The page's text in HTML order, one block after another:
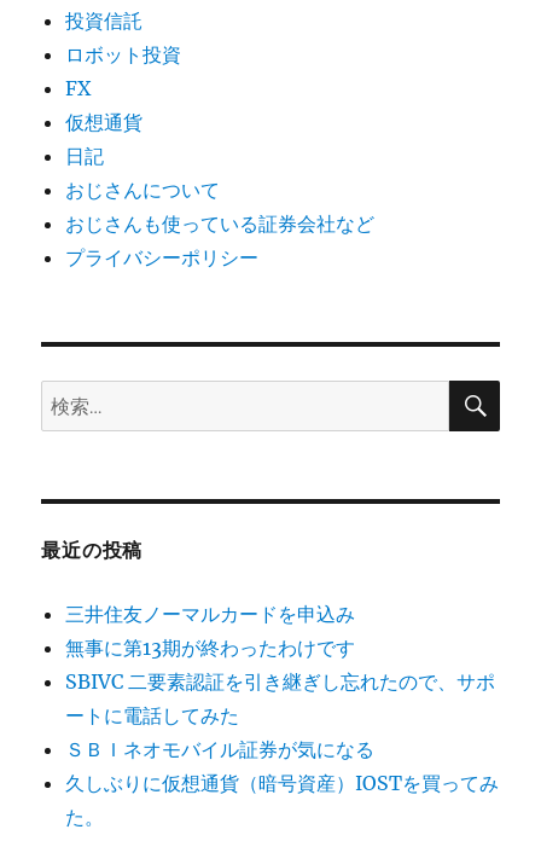
投資信託
ロボット投資
FX
仮想通貨
日記
おじさんについて
おじさんも使っている証券会社など
プライバシーポリシー
検
索:
検
最近の投稿
三井住友ノーマルカードを申込み
無事に第13期が終わったわけです
SBIVC 二要素認証を引き継ぎし忘れたので、サポ
ートに電話してみた
ＳＢＩネオモバイル証券が気になる
久しぶりに仮想通貨（暗号資産）IOSTを買ってみ
た。